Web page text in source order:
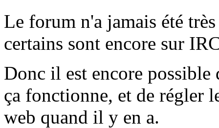
Le forum n'a jamais été
certains sont encore sur
Donc il est encore possible
ça fonctionne, et de régler
web quand il y en a.